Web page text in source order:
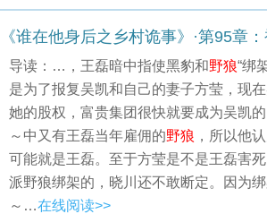
《谁在他身后之乡村诡事》·第95章
导读：…，王磊暗中指使黑豹和野狼“绑
是为了报复吴凯和自己的妻子方莹，现
她的股权，富贵集团很快就要成为吴凯
～中又有王磊当年雇佣的野狼 ，所以他
可能就是王磊。至于方莹是不是王磊害
派野狼绑架的，晓川还不敢断定。因为
～…在线阅读>>